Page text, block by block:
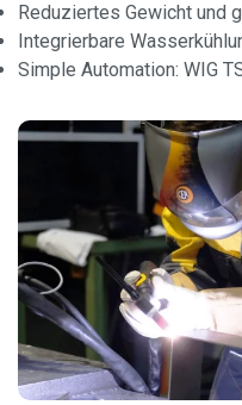
Reduziertes Gewicht und
Integrierbare
Simple Automation: WIG